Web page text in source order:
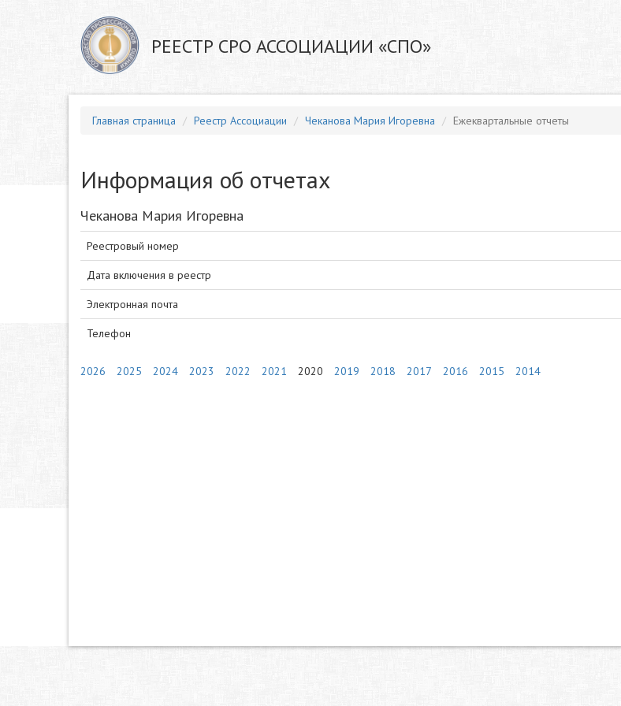
РЕЕСТР СРО АССОЦИАЦИИ «СПО»
Главная страница Реестр Ассоциации Чеканова Мария Игоревна Ежеквартальные отчеты
Информация об отчетах
Чеканова Мария Игоревна
Реестровый номер
Дата включения в реестр
Электронная почта
Телефон
2026 2025 2024 2023 2022 2021 2020 2019 2018 2017 2016 2015 2014